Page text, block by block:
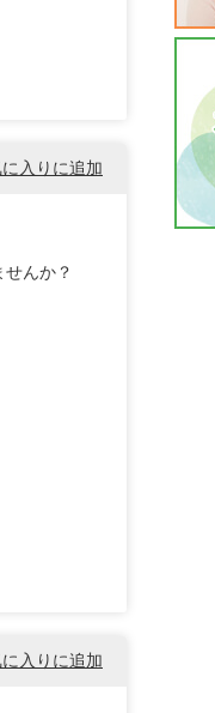
入りに追加
んか？
入りに追加